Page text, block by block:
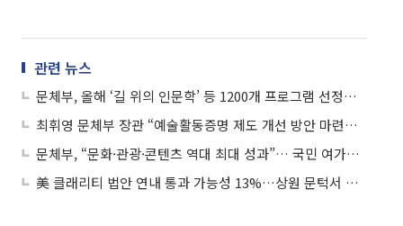
관련 뉴스
문체부, 올해 ‘길 위의 인문학’ 등 1200개 프로그램 선정… 일상 공간으로 확대
최휘영 문체부 장관 “예술활동증명 제도 개선 방안 마련할 것”
문체부, “문화·관광·콘텐츠 역대 최대 성과”… 국민 여가만족도도 최고치 경신
美 클래리티 법안 연내 통과 가능성 13%…상원 문턱서 제동